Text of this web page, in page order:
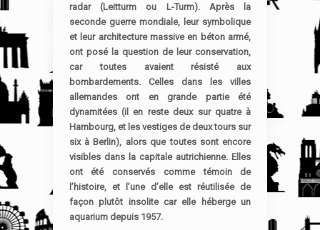
radar (Leitturm ou L-Turm). Après la
seconde guerre mondiale, leur symbolique
et leur architecture massive en béton armé,
ont posé la question de leur conservation,
car toutes avaient résisté aux
bombardements. Celles dans les villes
allemandes ont en grande partie été
dynamitées (il en reste deux sur quatre à
Hambourg, et les vestiges de deux tours sur
six à Berlin), alors que toutes sont encore
visibles dans la capitale autrichienne. Elles
ont été conservés comme témoin de
l’histoire, et l’une d’elle est réutilisée de
façon plutôt insolite car elle héberge un
aquarium depuis 1957.